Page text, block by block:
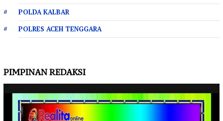
POLDA KALBAR
POLRES ACEH TENGGARA
PIMPINAN REDAKSI